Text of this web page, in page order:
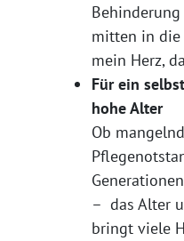
mitten in die
mein Herz,
Für ein
hohe Alter
Ob
– das Alter
bringt viele